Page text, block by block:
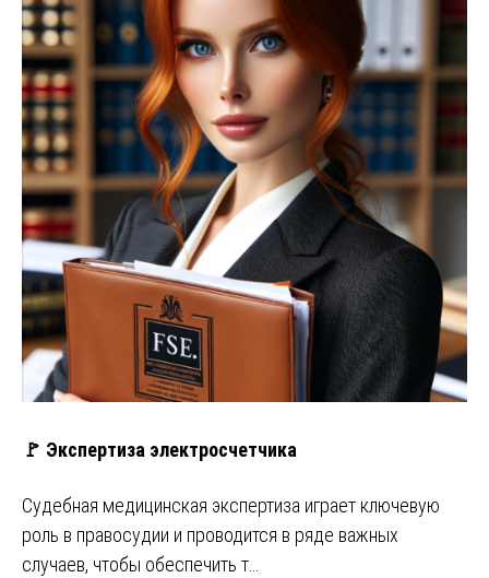
🚩 Экспертиза электросчетчика
Судебная медицинская экспертиза играет ключевую
роль в правосудии и проводится в ряде важных
случаев, чтобы обеспечить т…